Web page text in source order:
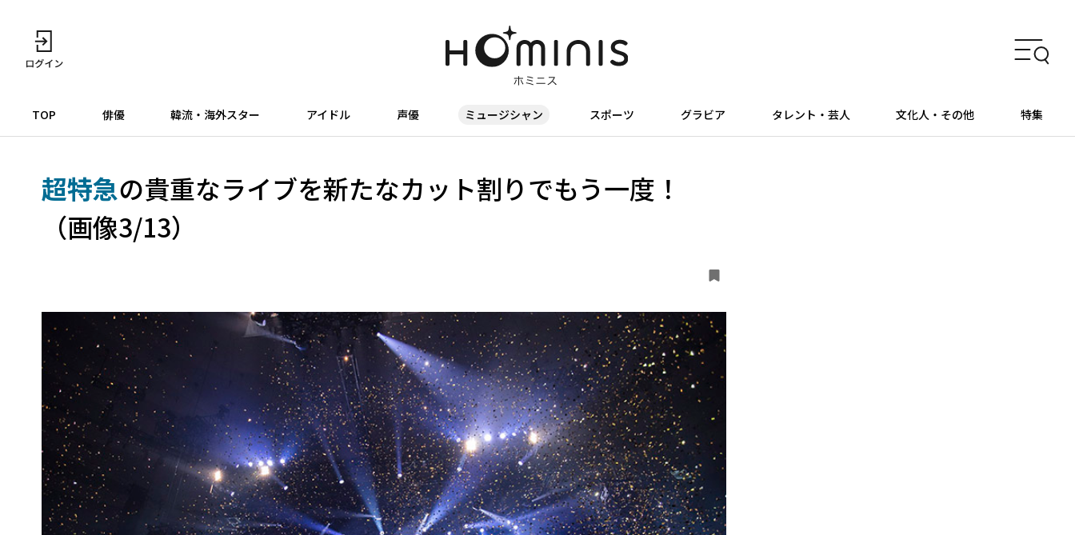
TOP 俳優 韓流・海外スター アイドル 声優 ミュージシャン スポーツ グラビア タレント・芸人 文化人・その他 特集
超特急の貴重なライブを新たなカット割りでもう一度！
（画像3/13）